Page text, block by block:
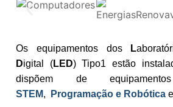
Os equipamentos dos L
Digital (LED) Tipo1 estão
dispõem de
STEM, Programação e Robótica e